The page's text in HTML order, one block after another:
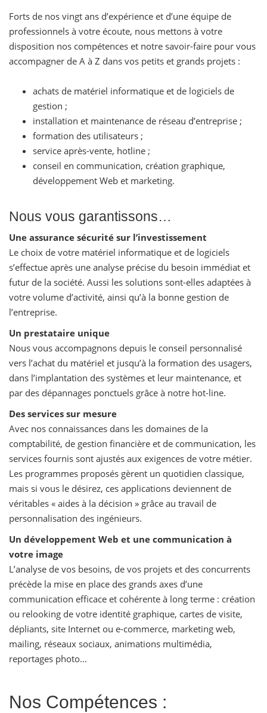
Forts de nos vingt ans d’expérience et d’une équipe de
professionnels à votre écoute, nous mettons à votre
disposition nos compétences et notre savoir-faire pour vous
accompagner de A à Z dans vos petits et grands projets :
achats de matériel informatique et de logiciels de
gestion ;
installation et maintenance de réseau d’entreprise ;
formation des utilisateurs ;
service après-vente, hotline ;
conseil en communication, création graphique,
développement Web et marketing.
Nous vous garantissons…
Une assurance sécurité sur l’investissement
Le choix de votre matériel informatique et de logiciels
s’effectue après une analyse précise du besoin immédiat et
futur de la société. Aussi les solutions sont-elles adaptées à
votre volume d’activité, ainsi qu’à la bonne gestion de
l’entreprise.
Un prestataire unique
Nous vous accompagnons depuis le conseil personnalisé
vers l’achat du matériel et jusqu’à la formation des usagers,
dans l’implantation des systèmes et leur maintenance, et
par des dépannages ponctuels grâce à notre hot-line.
Des services sur mesure
Avec nos connaissances dans les domaines de la
comptabilité, de gestion financière et de communication, les
services fournis sont ajustés aux exigences de votre métier.
Les programmes proposés gèrent un quotidien classique,
mais si vous le désirez, ces applications deviennent de
véritables « aides à la décision » grâce au travail de
personnalisation des ingénieurs.
Un développement Web et une communication à
votre image
L’analyse de vos besoins, de vos projets et des concurrents
précède la mise en place des grands axes d’une
communication efficace et cohérente à long terme : création
ou relooking de votre identité graphique, cartes de visite,
dépliants, site Internet ou e-commerce, marketing web,
mailing, réseaux sociaux, animations multimédia,
reportages photo…
Nos Compétences :